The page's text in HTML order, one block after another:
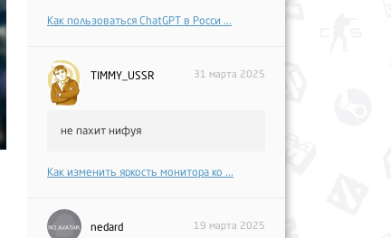
Как пользоваться ChatGPT в Росси ...
TIMMY_USSR 31 марта 2025
не пахит нифуя
Как изменить яркость монитора ко ...
nedard 19 марта 2025